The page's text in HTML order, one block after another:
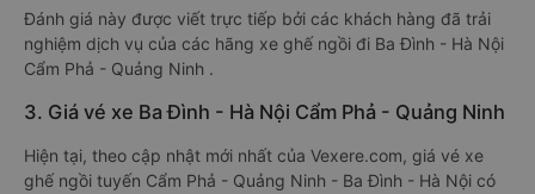
Đánh giá này được viết trực tiếp bởi các khách hàng đã trải
nghiệm dịch vụ của các hãng xe ghế ngồi đi Ba Đình - Hà Nội
Cẩm Phả - Quảng Ninh .
3. Giá vé xe Ba Đình - Hà Nội Cẩm Phả - Quảng Ninh
Hiện tại, theo cập nhật mới nhất của Vexere.com, giá vé xe
ghế ngồi tuyến Cẩm Phả - Quảng Ninh - Ba Đình - Hà Nội có